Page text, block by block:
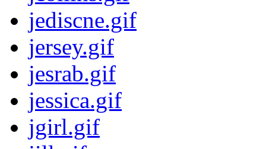
jediscne.gif
jersey.gif
jesrab.gif
jessica.gif
jgirl.gif